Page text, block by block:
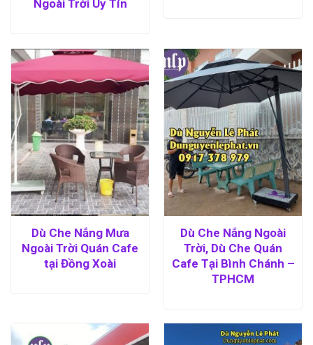
Ngoài Trời Uy Tín
Dù Che Nắng Mưa
Ngoài Trời Quán Cafe
tại Đồng Xoài
Dù Che Nắng Ngoài
Trời, Dù Che Quán
Cafe Tại Bình Chánh –
TPHCM